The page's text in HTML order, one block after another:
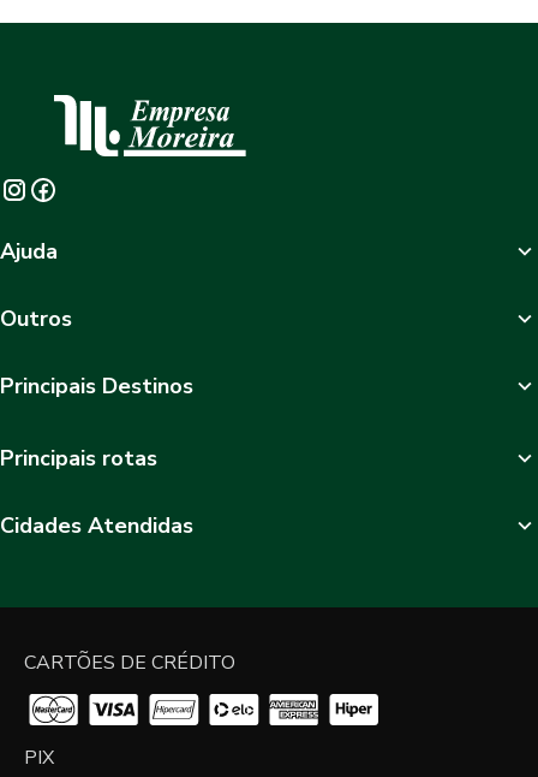
Ajuda
Outros
Principais Destinos
Principais rotas
Cidades Atendidas
CARTÕES DE CRÉDITO
PIX